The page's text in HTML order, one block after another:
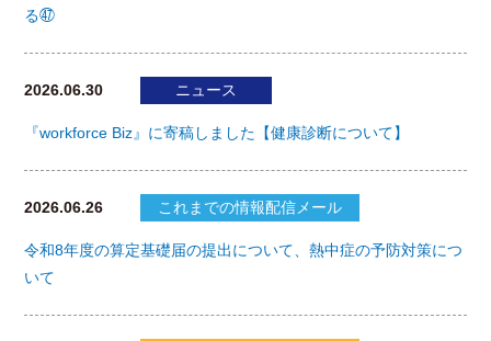
る㊼
2026.06.30 ニュース
『workforce Biz』に寄稿しました【健康診断について】
2026.06.26 これまでの情報配信メール
令和8年度の算定基礎届の提出について、熱中症の予防対策につ
いて